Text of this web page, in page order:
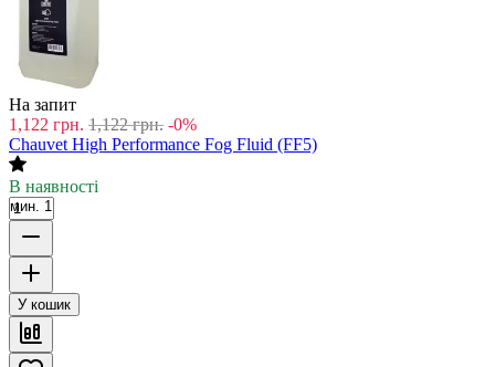
На запит
1,122 грн. 1,122 грн. -0%
Chauvet High Performance Fog Fluid (FF5)
В наявності
мин. 1
У кошик